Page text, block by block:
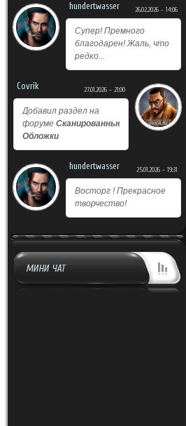
hundertwasser 26.02.2026 - 14:06
Супер! Премного
благодарен! Жаль, что
редко...
Covrik 27.01.2026 - 21:00
Добавил раздел на
форуме Сканированные
Обложки
hundertwasser 25.01.2026 - 19:31
Восторг ! Прекрасное
творчество!
МИНИ ЧАТ